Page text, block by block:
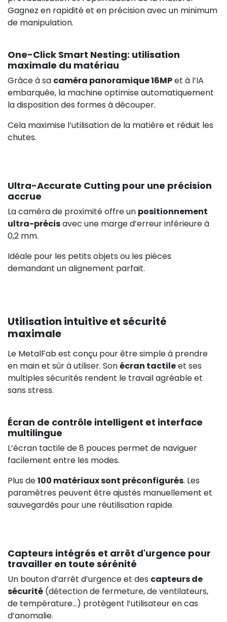
Gagnez en rapidité et en précision avec un minimum
de manipulation.
One-Click Smart Nesting: utilisation
maximale du matériau
Grâce à sa caméra panoramique 16MPet à l’IA
embarquée, la machine optimise automatiquement
la disposition des formes à découper.
Cela maximise l’utilisation de la matière et réduit les
chutes.
Ultra-Accurate Cutting pour une précision
accrue
La caméra de proximité offre un positionnement
ultra-précisavec une marge d’erreur inférieure à
0,2 mm.
Idéale pour les petits objets ou les pièces
demandant un alignement parfait.
Utilisation intuitive et sécurité
maximale
Le MetalFab est conçu pour être simple à prendre
en main et sûr à utiliser. Sonécran tactileet ses
multiples sécurités rendent le travail agréable et
sans stress.
Écran de contrôle intelligent et interface
multilingue
L’écran tactile de 8 pouces permet de naviguer
facilement entre les modes.
Plus de100 matériaux sont préconfigurés. Les
paramètres peuvent être ajustés manuellement et
sauvegardés pour une réutilisation rapide.
Capteurs intégrés et arrêt d'urgence pour
travailler en toute sérénité
Un bouton d’arrêt d’urgence et des capteurs de
sécurité (détection de fermeture, de ventilateurs,
de température...) protègent l’utilisateur en cas
d’anomalie.